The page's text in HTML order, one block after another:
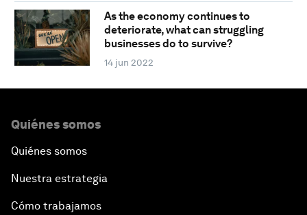
As the economy continues to
deteriorate, what can struggling
businesses do to survive?
14 jun 2022
Quiénes somos
Quiénes somos
Nuestra estrategia
Cómo trabajamos